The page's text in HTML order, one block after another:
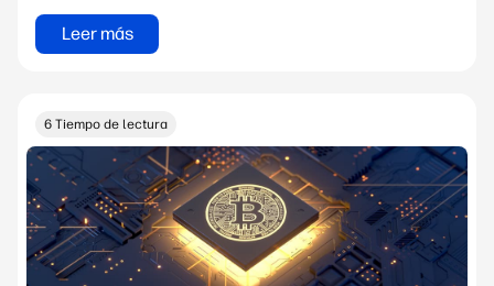
Leer más
6 Tiempo de lectura